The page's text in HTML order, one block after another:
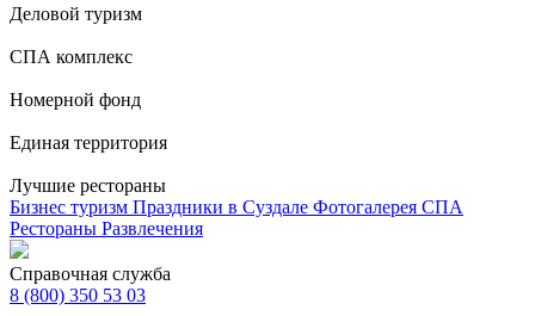
Деловой туризм
СПА комплекс
Номерной фонд
Единая территория
Лучшие рестораны
Бизнес туризм Праздники в Суздале Фотогалерея СПА
Рестораны Развлечения
Справочная служба
8 (800) 350 53 03